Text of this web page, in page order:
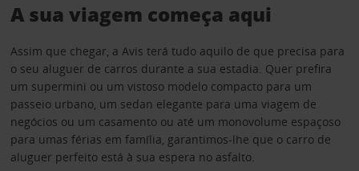
A sua viagem começa aqui
Assim que chegar, a Avis terá tudo aquilo de que precisa para
o seu aluguer de carros durante a sua estadia. Quer prefira
um supermini ou um vistoso modelo compacto para um
passeio urbano, um sedan elegante para uma viagem de
negócios ou um casamento ou até um monovolume espaçoso
para umas férias em família, garantimos-lhe que o carro de
aluguer perfeito está à sua espera no asfalto.